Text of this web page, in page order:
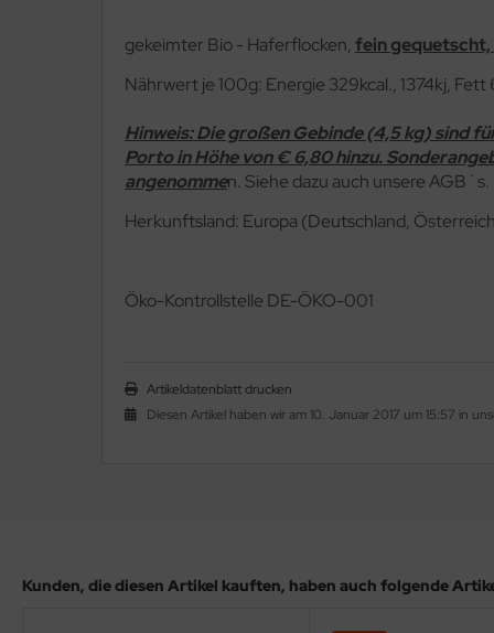
gekeimter Bio - Haferflocken,fein
Nährwert je 100g: Energie 329kcal., 1374kj,
Hinweis: Die großen Gebinde (4,5 kg) sind
Porto in Höhe von € 6,80 hinzu.
angenommen. Siehe dazu auch unsere AGB´s.
Herkunftsland: Europa (Deutschland,
Öko-Kontrollstelle DE-ÖKO-001
Artikeldatenblatt drucken
Diesen Artikel haben wir am 10. Januar 2017 um 15:57 in
Kunden, die diesen Artikel kauften, haben auch folgende